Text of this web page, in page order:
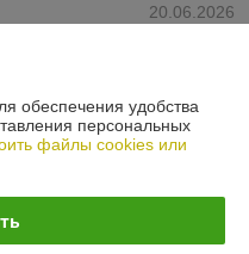
20.06.2026
обеспечения удобства
персональных
файлы cookies или